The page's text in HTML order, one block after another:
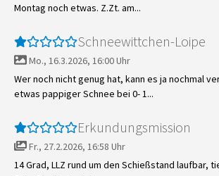
Montag noch etwas. Z.Zt. am...
Schneewittchen-Loipe
Mo., 16.3.2026, 16:00 Uhr
Wer noch nicht genug hat, kann es ja nochmal
etwas pappiger Schnee bei 0- 1...
Erkundungsmission
Fr., 27.2.2026, 16:58 Uhr
14 Grad, LLZ rund um den Schießstand laufbar,